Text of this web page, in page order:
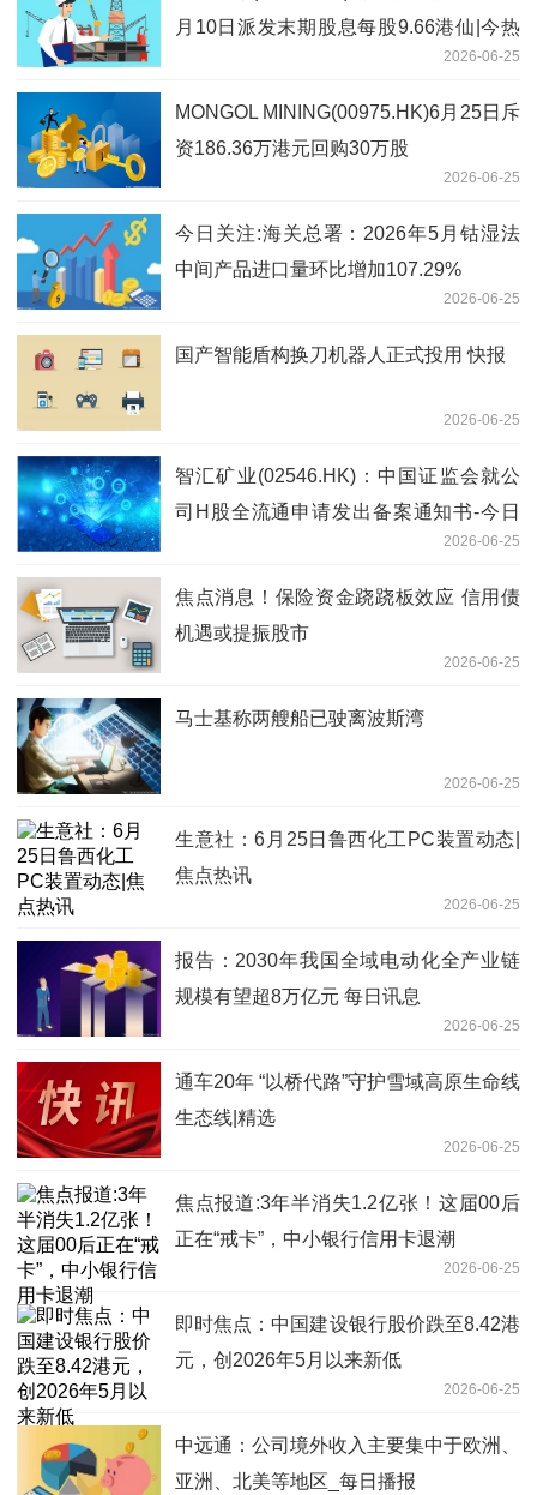
月10日派发末期股息每股9.66港仙|今热
2026-06-25
MONGOL MINING(00975.HK)6月25日斥
资186.36万港元回购30万股
2026-06-25
今日关注:海关总署：2026年5月钴湿法
中间产品进口量环比增加107.29%
2026-06-25
国产智能盾构换刀机器人正式投用 快报
2026-06-25
智汇矿业(02546.HK)：中国证监会就公
司H股全流通申请发出备案通知书-今日
2026-06-25
焦点消息！保险资金跷跷板效应 信用债
机遇或提振股市
2026-06-25
马士基称两艘船已驶离波斯湾
2026-06-25
生意社：6月25日鲁西化工PC装置动态|
焦点热讯
2026-06-25
报告：2030年我国全域电动化全产业链
规模有望超8万亿元 每日讯息
2026-06-25
通车20年 “以桥代路”守护雪域高原生命线
生态线|精选
2026-06-25
焦点报道:3年半消失1.2亿张！这届00后
正在“戒卡”，中小银行信用卡退潮
2026-06-25
即时焦点：中国建设银行股价跌至8.42港
元，创2026年5月以来新低
2026-06-25
中远通：公司境外收入主要集中于欧洲、
亚洲、北美等地区_每日播报